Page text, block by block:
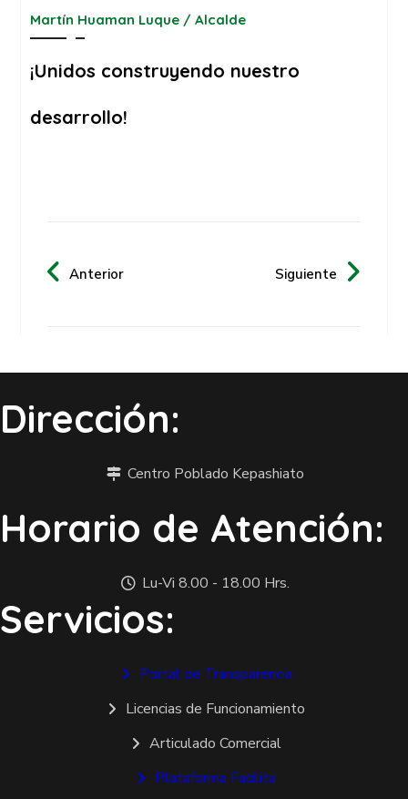
Martín Huaman Luque / Alcalde
¡Unidos construyendo nuestro
desarrollo!
Anterior Siguiente
Dirección:
Centro Poblado Kepashiato
Horario de Atención:
Lu-Vi 8.00 - 18.00 Hrs.
Servicios:
Portal de Transparencia
Licencias de Funcionamiento
Articulado Comercial
Plataforma Facilita